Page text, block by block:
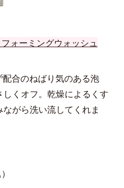
ォーミングウォッシュ
配合のねばり気のある泡
くオフ。乾燥によるくす
がら洗い流してくれま